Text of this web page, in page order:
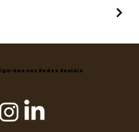
nos nas Redes Sociais